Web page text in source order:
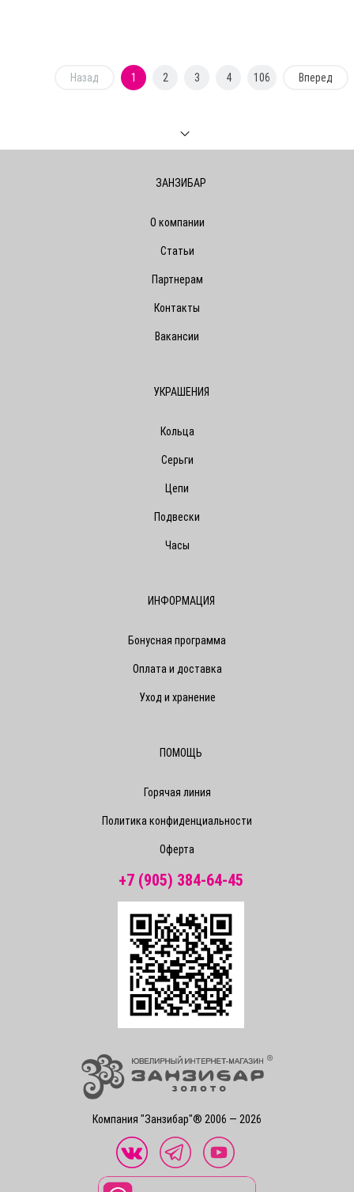
Назад 1 2 3 4 106 Вперед
Компания "Занзибар"® 2006 — 2026
ЗАНЗИБАР
О компании
Статьи
Партнерам
Контакты
Вакансии
УКРАШЕНИЯ
Кольца
Серьги
Цепи
Подвески
Часы
ИНФОРМАЦИЯ
Бонусная программа
Оплата и доставка
Уход и хранение
ПОМОЩЬ
Горячая линия
Политика конфиденциальности
Оферта
+7 (905) 384-64-45